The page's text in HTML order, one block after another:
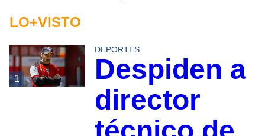
LO+VISTO
1
DEPORTES
Despiden a
director